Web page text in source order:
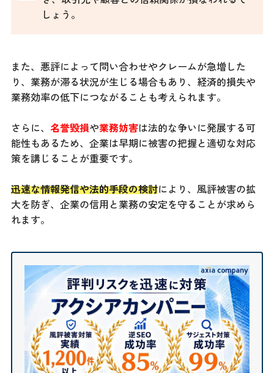
しょう。
また、悪評によって問い合わせやクレームが急増した
り、業務が滞る状況が生じる場合もあり、経済的損失や
業務効率の低下につながることも考えられます。
さらに、 名誉毀損や業務妨害は法的な争いに発展する可
能性もあるため、企業は早期に被害の把握と適切な対応
策を講じることが重要です。
迅速な情報発信や法的手段の検討により、風評被害の拡
大を防ぎ、企業の信用と業務の安定を守ることが求めら
れます。